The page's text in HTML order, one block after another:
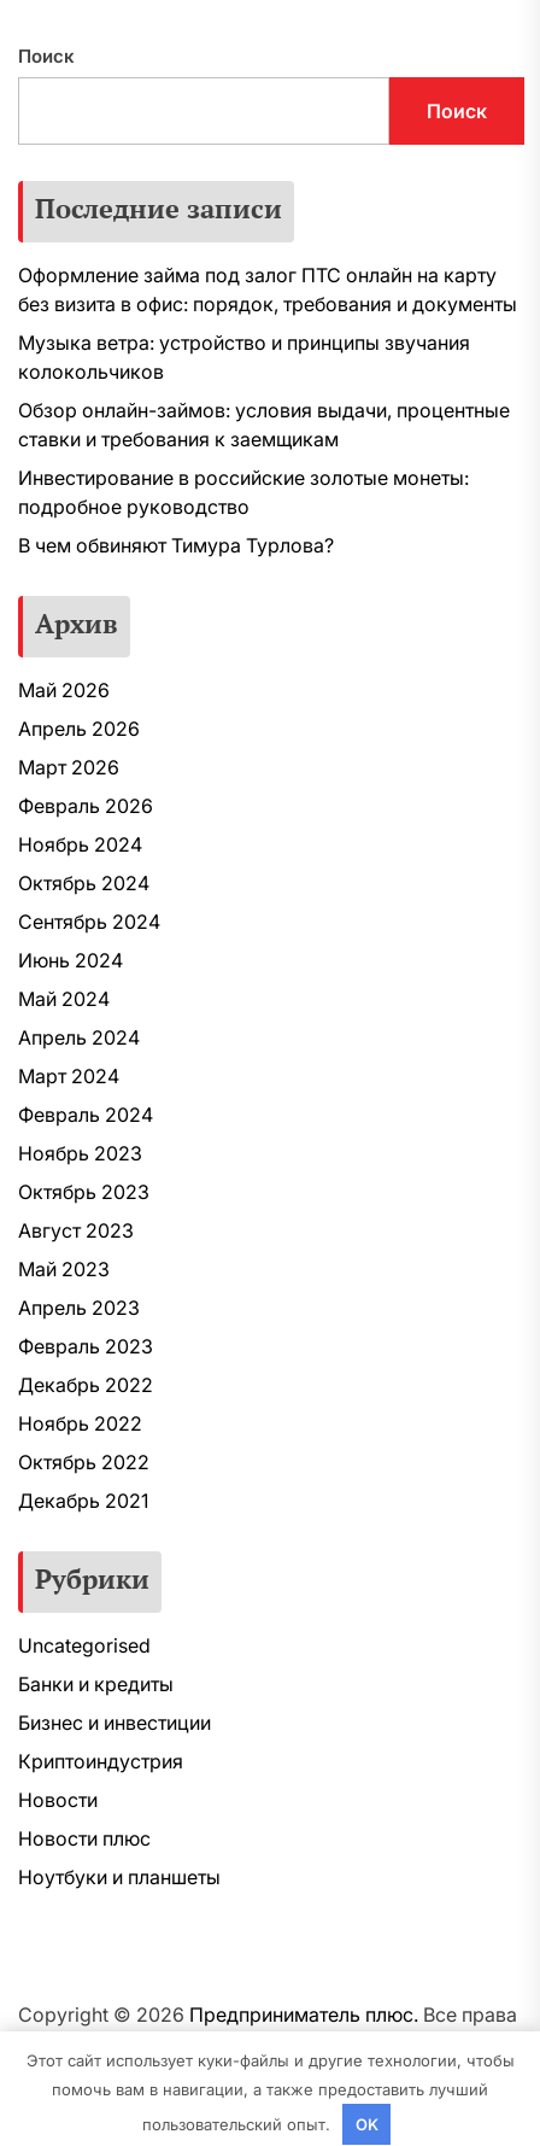
Поиск
Поиск
Последние записи
Оформление займа под залог ПТС онлайн на карту
без визита в офис: порядок, требования и документы
Музыка ветра: устройство и принципы звучания
колокольчиков
Обзор онлайн-займов: условия выдачи, процентные
ставки и требования к заемщикам
Инвестирование в российские золотые монеты:
подробное руководство
В чем обвиняют Тимура Турлова?
Архив
Май 2026
Апрель 2026
Март 2026
Февраль 2026
Ноябрь 2024
Октябрь 2024
Сентябрь 2024
Июнь 2024
Май 2024
Апрель 2024
Март 2024
Февраль 2024
Ноябрь 2023
Октябрь 2023
Август 2023
Май 2023
Апрель 2023
Февраль 2023
Декабрь 2022
Ноябрь 2022
Октябрь 2022
Декабрь 2021
Рубрики
Uncategorised
Банки и кредиты
Бизнес и инвестиции
Криптоиндустрия
Новости
Новости плюс
Ноутбуки и планшеты
Copyright © 2026 Предприниматель плюс. Все права
платформеWordPress.
Этот сайт использует куки-файлы и другие технологии, чтобы
помочь вам в навигации, а также предоставить лучший
пользовательский опыт.
OK